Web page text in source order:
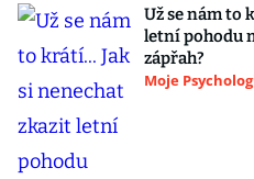
Už se nám to
letní pohodu
zápřah?
Moje